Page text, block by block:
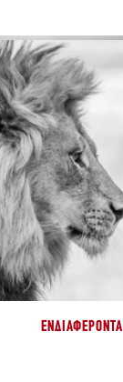
ΕΝΔΙΑΦΈΡΟΝΤΑ